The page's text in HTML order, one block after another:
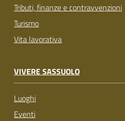
Tributi, finanze e contravvenzioni
Turismo
Vita lavorativa
VIVERE SASSUOLO
Luoghi
Eventi